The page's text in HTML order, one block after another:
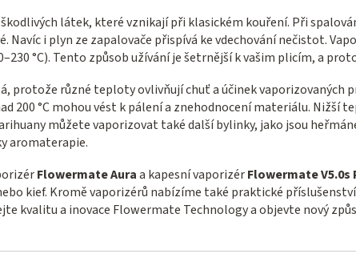
látek, které vznikají při klasickém kouření. Při
Navíc i plyn ze zapalovače přispívá ke vdechování nečistot.
°C). Tento způsob užívání je šetrnější k vašim plicím, a
protože různé teploty ovlivňují chuť a účinek vaporizovaných
200 °C mohou vést k pálení a znehodnocení materiálu.
můžete vaporizovat také další bylinky, jako jsou
aromaterapie.
Flowermate Auraa kapesní vaporizérFlowermate V5.0s
kief. Kromě vaporizérů nabízíme také praktické
kvalitu a inovace Flowermate Technology a objevte nový